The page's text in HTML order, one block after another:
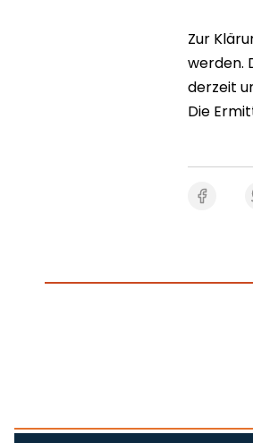
Zur
werden.
derzeit
Die